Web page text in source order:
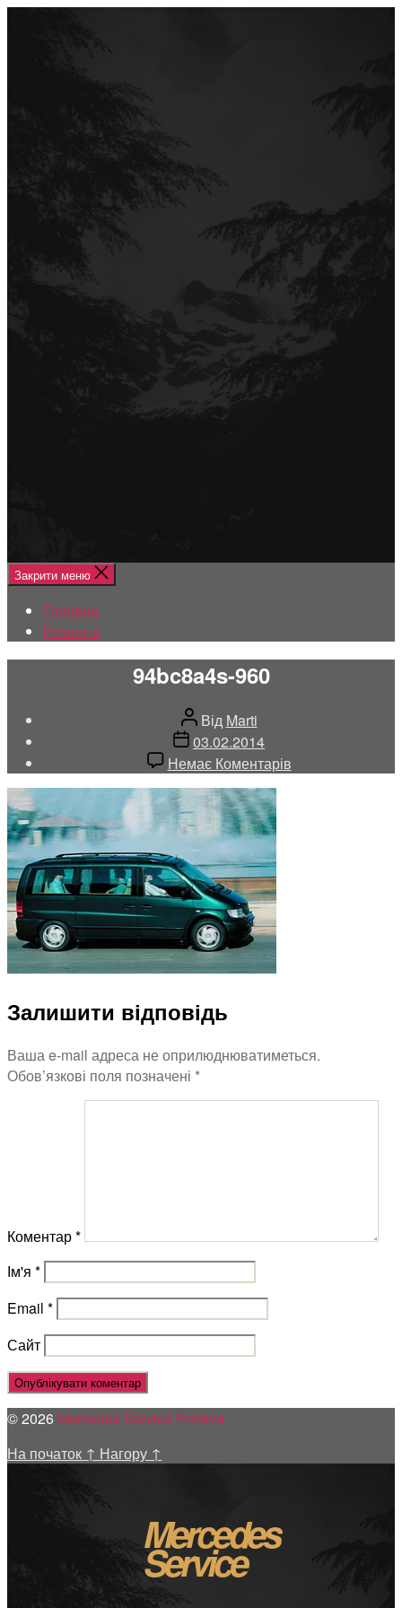
Закрити меню
Головна
Ремонти
94bc8a4s-960
Автор
запису
Від Marti
Дата
запису
03.02.2014
Немає Коментарівдо
Залишити відповідь
Ваша e-mail адреса не оприлюднюватиметься.
Обов’язкові поля позначені *
Коментар*
Ім'я *
Email *
Сайт
© 2026 Mercedes Service Poltava
На початок ↑ Нагору ↑
Mercedes
Service